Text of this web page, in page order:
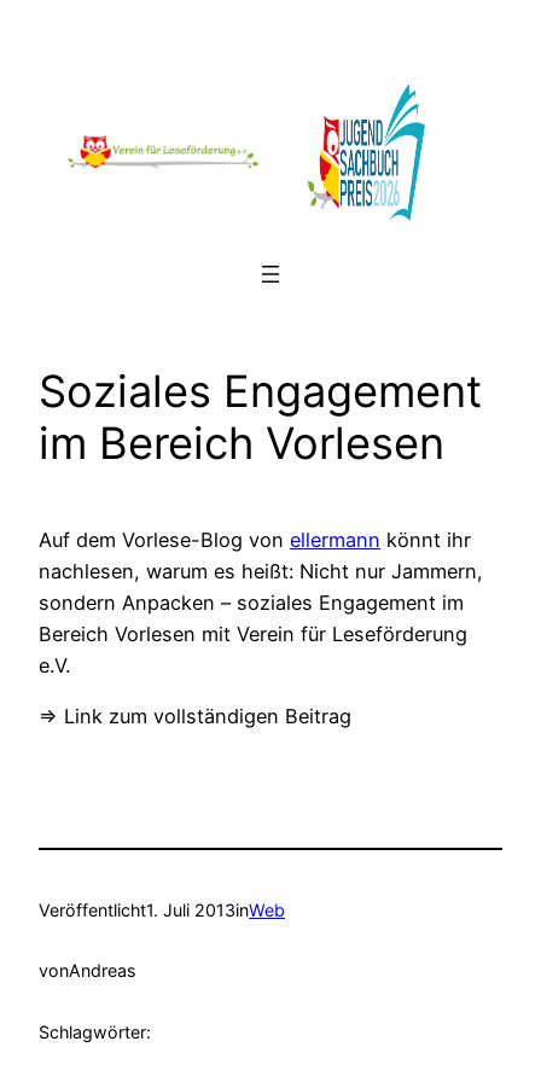
Soziales Engagement
im Bereich Vorlesen
Auf dem Vorlese-Blog von ellermann könnt ihr
nachlesen, warum es heißt: Nicht nur Jammern,
sondern Anpacken – soziales Engagement im
Bereich Vorlesen mit Verein für Leseförderung
e.V.
⇒ Link zum vollständigen Beitrag
Veröffentlicht1. Juli 2013inWeb
vonAndreas
Schlagwörter: